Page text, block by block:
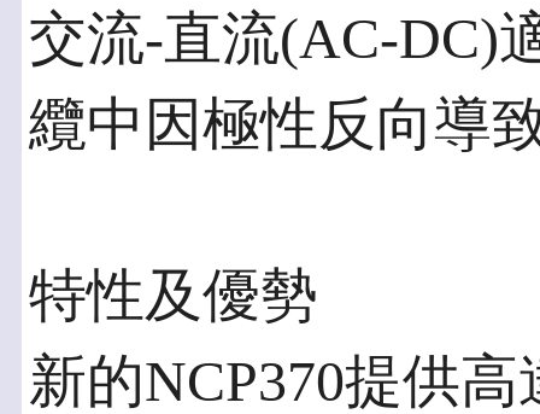
交流-直流(AC-DC)
纜中因極性反向導
特性及優勢
新的NCP370提供